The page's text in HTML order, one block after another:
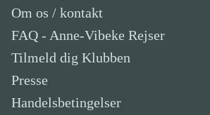
Om os / kontakt
FAQ - Anne-Vibeke Rejser
Tilmeld dig Klubben
Presse
Handelsbetingelser